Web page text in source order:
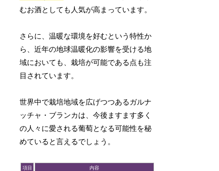
むお酒としても人気が高まっています。
さらに、温暖な環境を好むという特性か
ら、近年の地球温暖化の影響を受ける地
域においても、栽培が可能である点も注
目されています。
世界中で栽培地域を広げつつあるガルナ
ッチャ・ブランカは、今後ますます多く
の人々に愛される葡萄となる可能性を秘
めていると言えるでしょう。
項目 内容